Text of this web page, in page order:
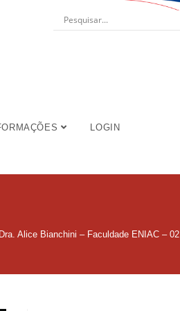
LOGIN
Alice Bianchini – Faculdade ENIAC – 02